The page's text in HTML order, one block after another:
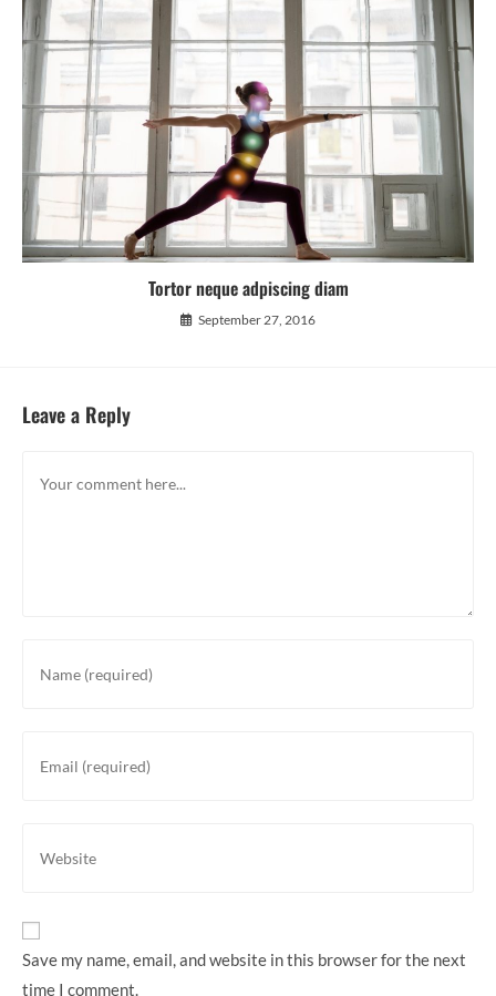
Tortor neque adpiscing diam
September 27, 2016
Leave a Reply
your
username
your
your
URL
Save my name, email, and website in this browser for the next
time I comment.